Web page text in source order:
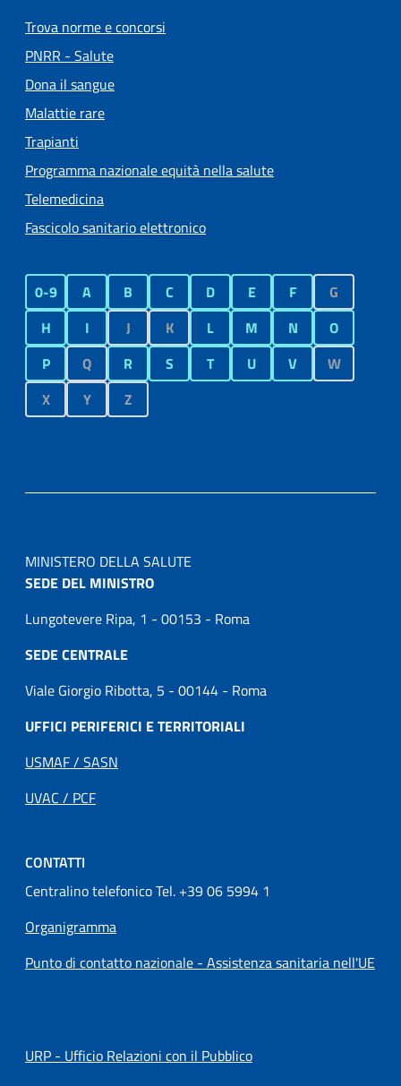
Trova norme e concorsi
PNRR - Salute
Dona il sangue
Malattie rare
Trapianti
Programma nazionale equità nella salute
Telemedicina
Fascicolo sanitario elettronico
0-9 A B C D E F
G
H
I J K L M N
O
P
Q R S T U V
W
X
Y Z
MINISTERO DELLA SALUTE
SEDE DEL MINISTRO
Lungotevere Ripa, 1 - 00153 - Roma
SEDE CENTRALE
Viale Giorgio Ribotta, 5 - 00144 - Roma
UFFICI PERIFERICI E TERRITORIALI
USMAF / SASN
UVAC / PCF
CONTATTI
Centralino telefonico Tel. +39 06 5994 1
Organigramma
Punto di contatto nazionale - Assistenza sanitaria nell'UE
URP - Ufficio Relazioni con il Pubblico